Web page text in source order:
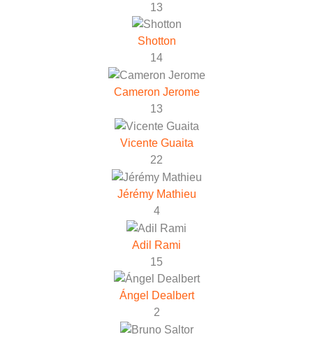
13
Shotton
14
Cameron Jerome
13
Vicente Guaita
22
Jérémy Mathieu
4
Adil Rami
15
Ángel Dealbert
2